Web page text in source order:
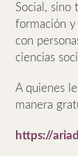
Social, sino
formación
con
ciencias
A quienes
manera
https://